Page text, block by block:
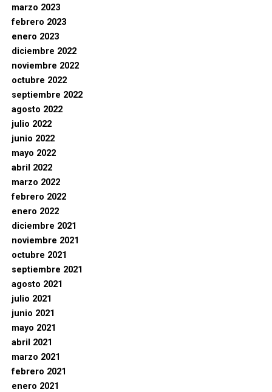
marzo 2023
febrero 2023
enero 2023
diciembre 2022
noviembre 2022
octubre 2022
septiembre 2022
agosto 2022
julio 2022
junio 2022
mayo 2022
abril 2022
marzo 2022
febrero 2022
enero 2022
diciembre 2021
noviembre 2021
octubre 2021
septiembre 2021
agosto 2021
julio 2021
junio 2021
mayo 2021
abril 2021
marzo 2021
febrero 2021
enero 2021